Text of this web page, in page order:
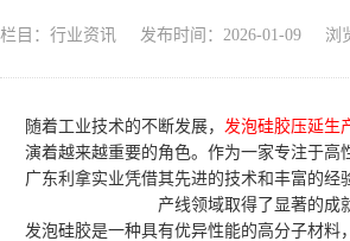
栏目：行业资讯 发布时间：2026-01-09 浏
随着工业技术的不断发展， 发泡硅胶压延生
演着越来越重要的角色。作为一家专注于高
广东利拿实业凭借其先进的技术和丰富的经
产线领域取得了显著的成
发泡硅胶是一种具有优异性能的高分子材料